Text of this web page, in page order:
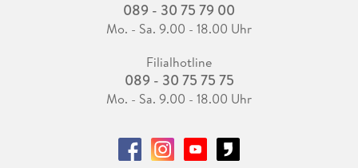
089 - 30 75 79 00
Mo. - Sa. 9.00 - 18.00 Uhr
Filialhotline
089 - 30 75 75 75
Mo. - Sa. 9.00 - 18.00 Uhr